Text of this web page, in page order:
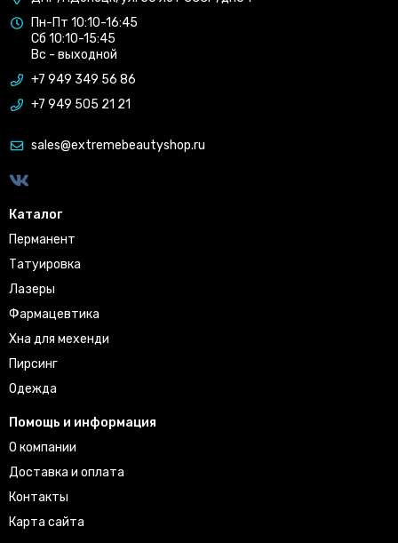
Пн-Пт 10:10-16:45
Сб 10:10-15:45
Вс - выходной
+7 949 349 56 86
+7 949 505 21 21
sales@extremebeautyshop.ru
Каталог
Перманент
Татуировка
Лазеры
Фармацевтика
Хна для мехенди
Пирсинг
Одежда
Помощь и информация
О компании
Доставка и оплата
Контакты
Карта сайта